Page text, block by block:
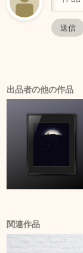
出品者の他の作品
関連作品